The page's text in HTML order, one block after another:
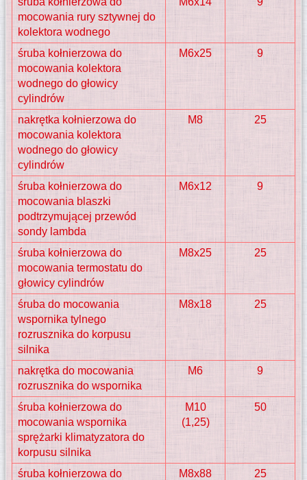
mocowania rury sztywnej do
kolektora wodnego
śruba kołnierzowa do
mocowania kolektora
wodnego do głowicy
cylindrów
M6x25 9
nakrętka kołnierzowa do
mocowania kolektora
wodnego do głowicy
cylindrów
M8 25
śruba kołnierzowa do
mocowania blaszki
podtrzymującej przewód
sondy lambda
M6x12 9
śruba kołnierzowa do
mocowania termostatu do
głowicy cylindrów
M8x25 25
śruba do mocowania
wspornika tylnego
rozrusznika do korpusu
silnika
M8x18 25
nakrętka do mocowania
rozrusznika do wspornika
M6 9
śruba kołnierzowa do
mocowania wspornika
sprężarki klimatyzatora do
korpusu silnika
M10
(1,25)
50
śruba kołnierzowa do
M8x88 25